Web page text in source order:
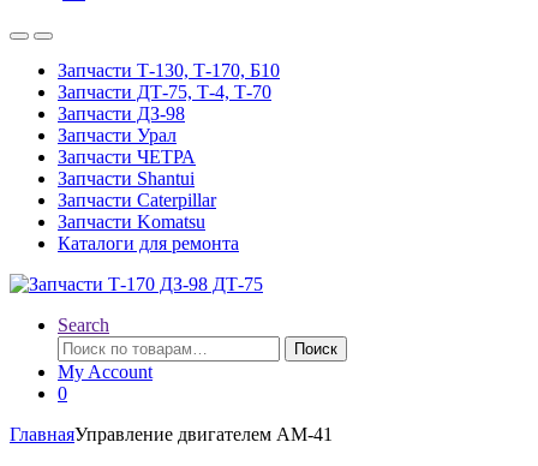
Запчасти Т-130, Т-170, Б10
Запчасти ДТ-75, Т-4, Т-70
Запчасти ДЗ-98
Запчасти Урал
Запчасти ЧЕТРА
Запчасти Shantui
Запчасти Caterpillar
Запчасти Komatsu
Каталоги для ремонта
Search
Искать:
Поиск
My Account
0
ГлавнаяУправление двигателем АМ-41